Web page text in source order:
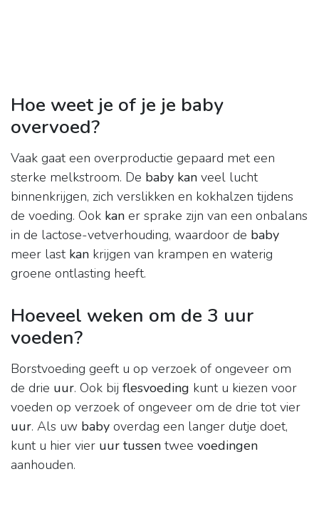
Hoe weet je of je je baby
overvoed?
Vaak gaat een overproductie gepaard met een
sterke melkstroom. De baby kan veel lucht
binnenkrijgen, zich verslikken en kokhalzen tijdens
de voeding. Ook kan er sprake zijn van een onbalans
in de lactose-vetverhouding, waardoor de baby
meer last kan krijgen van krampen en waterig
groene ontlasting heeft.
Hoeveel weken om de 3 uur
voeden?
Borstvoeding geeft u op verzoek of ongeveer om
de drie uur. Ook bij flesvoeding kunt u kiezen voor
voeden op verzoek of ongeveer om de drie tot vier
uur. Als uw baby overdag een langer dutje doet,
kunt u hier vier uur tussen twee voedingen
aanhouden.